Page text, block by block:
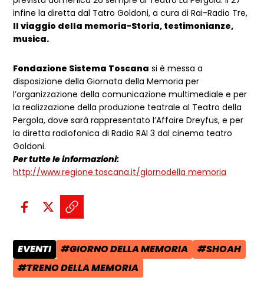
infine la diretta dal Tatro Goldoni, a cura di Rai-Radio Tre,
Il viaggio della memoria-Storia, testimonianze,
musica.
Fondazione Sistema Toscana si è messa a
disposizione della Giornata della Memoria per
l’organizzazione della comunicazione multimediale e per
la realizzazione della produzione teatrale al Teatro della
Pergola, dove sarà rappresentato l’Affaire Dreyfus, e per
la diretta radiofonica di Radio RAI 3 dal cinema teatro
Goldoni.
Per tutte le informazioni:
http://www.regione.toscana.it/giornodella memoria
Condividi sui social:
Condividi su Facebook - apre
Condividi su X - apre una
Copia il link e condividi -
CATEGORIA POST:
EVENTI TAG:
#GIORNO DELLA MEMORIA TAG:
#SHOAH
TAG:
#TRENO DELLA MEMORIA